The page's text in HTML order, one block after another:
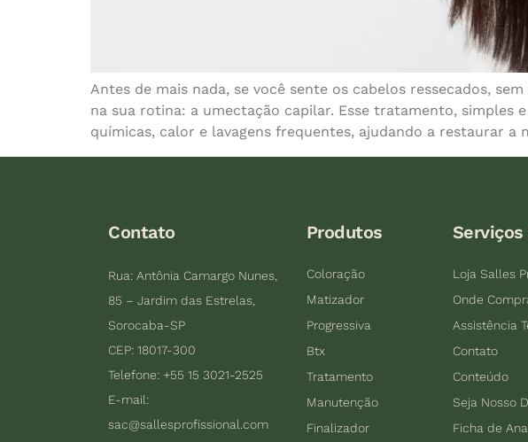
Antes de mais nada, se você sente os cabelos ressecados,
na sua rotina: a umectação capilar. Esse tratamento, simples
químicas, calor e lavagens frequentes, ajudando a restaurar a
Contato
Rua: Antônia Camargo Nunes,
85 – Jardim das Estrelas,
Sorocaba-SP
CEP: 18017-300
Telefone: +55 15 3021-2525
E-mail:
sac@sallesprofissional.com
Produtos
Coloração
Matizador
Progressiva
Btx
Tratamento
Manutenção
Finalizador
Loja Salles
Onde
Assistência
Contato
Conteúdo
Seja Nosso
Ficha de